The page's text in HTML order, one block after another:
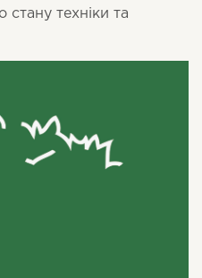
стану техніки та